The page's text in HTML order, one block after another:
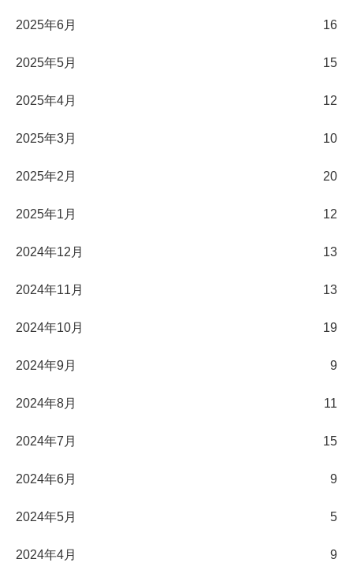
2025年6月 16
2025年5月 15
2025年4月 12
2025年3月 10
2025年2月 20
2025年1月 12
2024年12月 13
2024年11月 13
2024年10月 19
2024年9月 9
2024年8月 11
2024年7月 15
2024年6月 9
2024年5月 5
2024年4月 9